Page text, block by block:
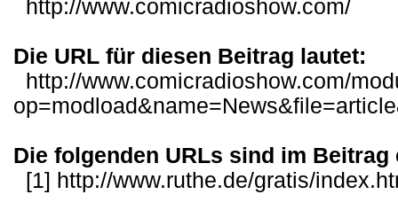
http://www.comicradioshow.com/
Die URL für diesen Beitrag lautet:
http://www.comicradioshow.com/
Die folgenden URLs sind im Beitrag
[1] http://www.ruthe.de/gratis/